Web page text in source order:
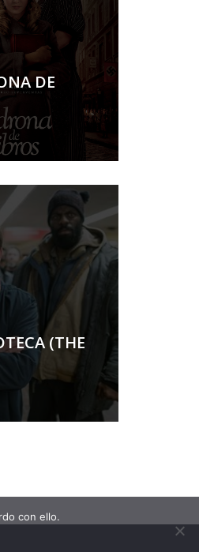
DE
(THE
con ello.